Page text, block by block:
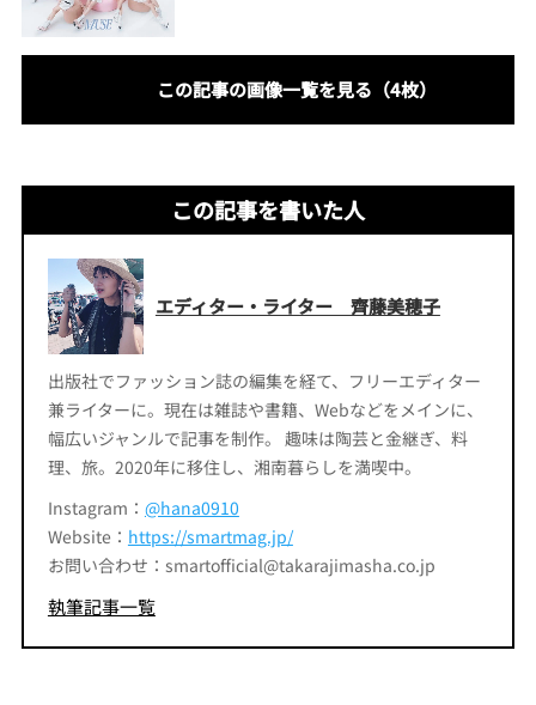
この記事の画像一覧を見る（4枚）
この記事を書いた人
エディター・ライター 齊藤美穂子
出版社でファッション誌の編集を経て、フリーエディター
兼ライターに。現在は雑誌や書籍、Webなどをメインに、
幅広いジャンルで記事を制作。 趣味は陶芸と金継ぎ、料
理、旅。2020年に移住し、湘南暮らしを満喫中。
Instagram： @hana0910
Website： https://smartmag.jp/
お問い合わせ：smartofficial@takarajimasha.co.jp
執筆記事一覧